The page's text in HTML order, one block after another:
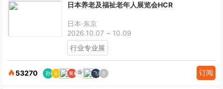
日本养老及福祉老年人展览会HCR
日本·东京
2026.10.07 ~ 10.09
行业专业展
53270 订阅